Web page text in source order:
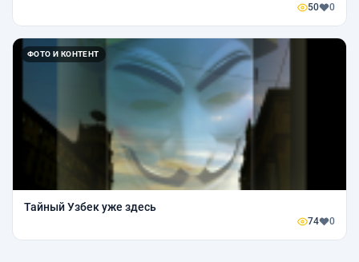
50 0
ФОТО И КОНТЕНТ
Тайный Узбек уже здесь
74 0